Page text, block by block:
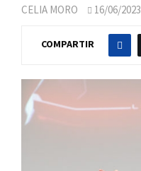
CELIA MORO 16/06/2023
COMPARTIR